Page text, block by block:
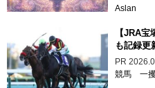
Aslan
【JRA
も記録更
PR
競馬 一